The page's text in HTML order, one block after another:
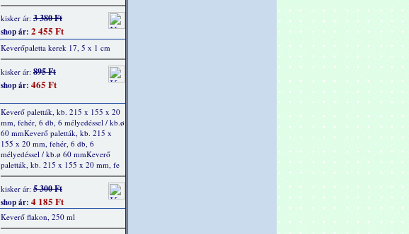
kisker ár: 3 380 Ft
shop ár: 2 455 Ft
Keverőpaletta kerek 17, 5 x 1 cm
kisker ár: 895 Ft
shop ár: 465 Ft
Keverő paletták, kb. 215 x 155 x 20
mm, fehér, 6 db, 6 mélyedéssel / kb.ø
60 mmKeverő paletták, kb. 215 x
155 x 20 mm, fehér, 6 db, 6
mélyedéssel / kb.ø 60 mmKeverő
paletták, kb. 215 x 155 x 20 mm, fe
kisker ár: 5 300 Ft
shop ár: 4 185 Ft
Keverő flakon, 250 ml